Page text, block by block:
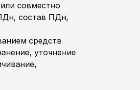
совместно
состав ПДн,
средств
уточнение